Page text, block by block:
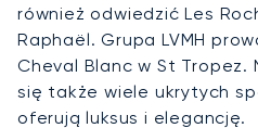
również odwiedzić Les
Raphaël. Grupa LVMH
Cheval Blanc w St Tropez.
się także wiele ukrytych
oferują luksus i elegancję.